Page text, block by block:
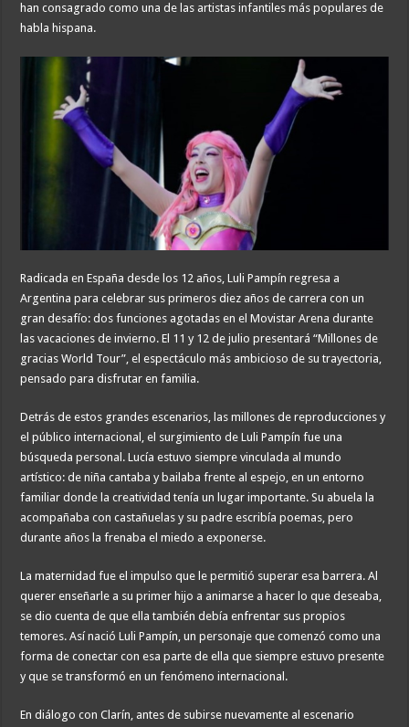
han consagrado como una de las artistas infantiles más populares de
habla hispana.
Radicada en España desde los 12 años, Luli Pampín regresa a
Argentina para celebrar sus primeros diez años de carrera con un
gran desafío: dos funciones agotadas en el Movistar Arena durante
las vacaciones de invierno. El 11 y 12 de julio presentará “Millones de
gracias World Tour”, el espectáculo más ambicioso de su trayectoria,
pensado para disfrutar en familia.
Detrás de estos grandes escenarios, las millones de reproducciones y
el público internacional, el surgimiento de Luli Pampín fue una
búsqueda personal. Lucía estuvo siempre vinculada al mundo
artístico: de niña cantaba y bailaba frente al espejo, en un entorno
familiar donde la creatividad tenía un lugar importante. Su abuela la
acompañaba con castañuelas y su padre escribía poemas, pero
durante años la frenaba el miedo a exponerse.
La maternidad fue el impulso que le permitió superar esa barrera. Al
querer enseñarle a su primer hijo a animarse a hacer lo que deseaba,
se dio cuenta de que ella también debía enfrentar sus propios
temores. Así nació Luli Pampín, un personaje que comenzó como una
forma de conectar con esa parte de ella que siempre estuvo presente
y que se transformó en un fenómeno internacional.
En diálogo con Clarín, antes de subirse nuevamente al escenario